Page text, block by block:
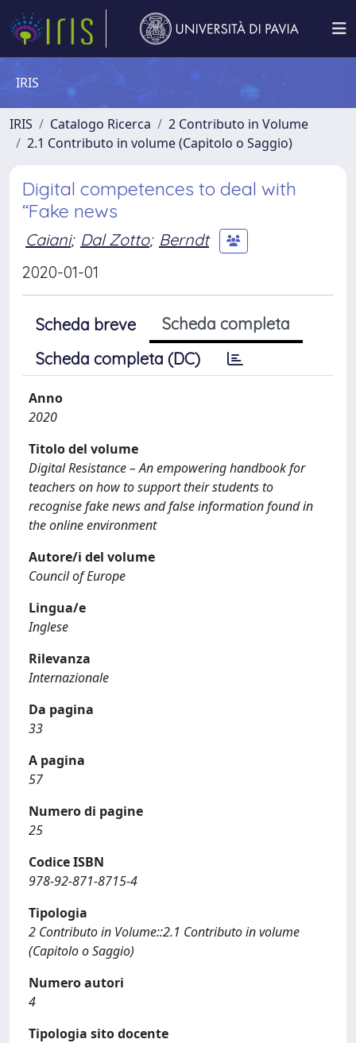
IRIS
IRIS Catalogo Ricerca
2 Contributo in Volume
2.1 Contributo in volume (Capitolo o Saggio)
Digital competences to deal with
“Fake news
Caiani; Dal Zotto; Berndt
2020-01-01
Scheda breve
Scheda completa
Scheda completa (DC)
Anno
2020
Titolo del volume
Digital Resistance – An empowering handbook for
teachers on how to support their students to
recognise fake news and false information found in
the online environment
Autore/i del volume
Council of Europe
Lingua/e
Inglese
Rilevanza
Internazionale
Da pagina
33
A pagina
57
Numero di pagine
25
Codice ISBN
978-92-871-8715-4
Tipologia
2 Contributo in Volume::2.1 Contributo in volume
(Capitolo o Saggio)
Numero autori
4
Tipologia sito docente